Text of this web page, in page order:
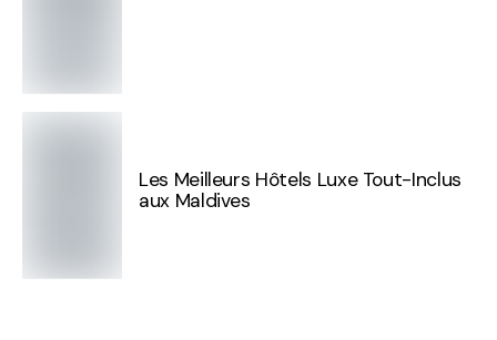
Les Meilleurs Hôtels Luxe Tout-Inclus
aux Maldives